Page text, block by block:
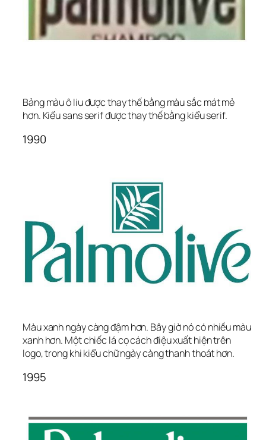
Bảng màu ô liu được thay thế bằng màu sắc mát mẻ
hơn. Kiểu sans serif được thay thế bằng kiểu serif.
1990
Màu xanh ngày càng đậm hơn. Bây giờ nó có nhiều màu
xanh hơn. Một chiếc lá cọ cách điệu xuất hiện trên
logo, trong khi kiểu chữ ngày càng thanh thoát hơn.
1995